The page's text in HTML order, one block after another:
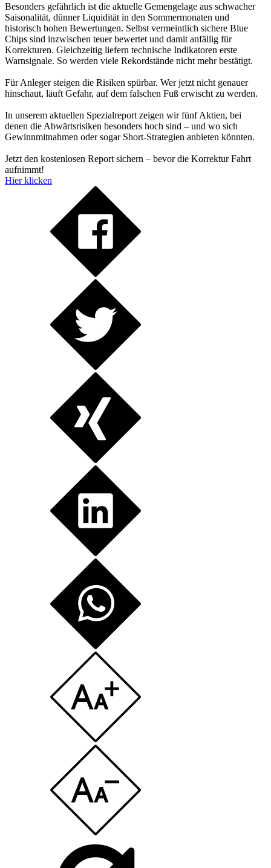
Besonders gefährlich ist die aktuelle Gemengelage aus schwacher
Saisonalität, dünner Liquidität in den Sommermonaten und
historisch hohen Bewertungen. Selbst vermeintlich sichere Blue
Chips sind inzwischen teuer bewertet und damit anfällig für
Korrekturen. Gleichzeitig liefern technische Indikatoren erste
Warnsignale. So werden viele Rekordstände nicht mehr bestätigt.
Für Anleger steigen die Risiken spürbar. Wer jetzt nicht genauer
hinschaut, läuft Gefahr, auf dem falschen Fuß erwischt zu werden.
In unserem aktuellen Spezialreport zeigen wir fünf Aktien, bei
denen die Abwärtsrisiken besonders hoch sind – und wo sich
Gewinnmitnahmen oder sogar Short-Strategien anbieten könnten.
Jetzt den kostenlosen Report sichern – bevor die Korrektur Fahrt
aufnimmt!
Hier klicken